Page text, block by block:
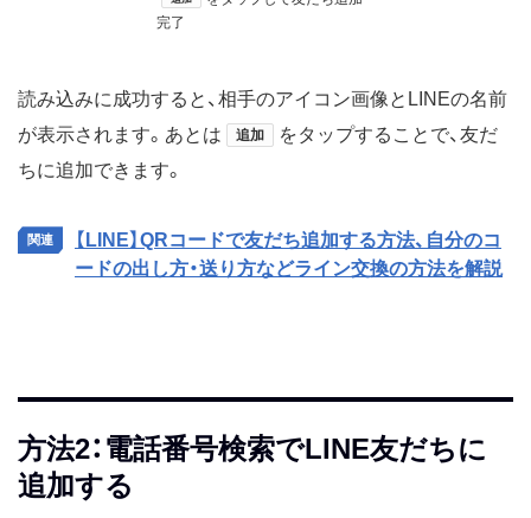
完了
読み込みに成功すると、相手のアイコン画像とLINEの名前
が表示されます。あとは
追加
をタップすることで、友だ
ちに追加できます。
【LINE】QRコードで友だち追加する方法、自分のコ
ードの出し方・送り方などライン交換の方法を解説
方法2：電話番号検索でLINE友だちに
追加する